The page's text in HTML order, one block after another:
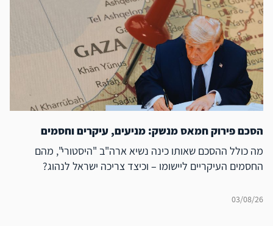
הסכם פירוק חמאס מנשק: מניעים, עיקרים וחסמים
מה כולל ההסכם שאותו כינה נשיא ארה"ב "היסטורי", מהם
החסמים העיקריים ליישומו – וכיצד צריכה ישראל לנהוג?
03/08/26